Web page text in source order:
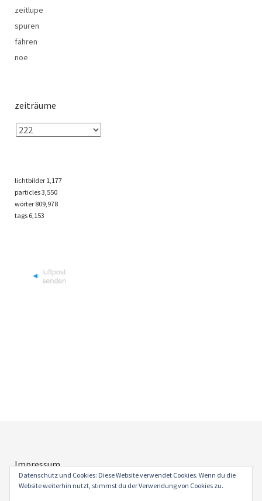
zeitlupe
spuren
fähren
noe
zeiträume
lichtbilder 1,177
particles3,550
wörter 809,978
tags 6,153
Impressum
Datenschutz
Datenschutz und Cookies: Diese Website verwendet Cookies. Wenn du die
Website weiterhin nutzt, stimmst du der Verwendung von Cookies zu.